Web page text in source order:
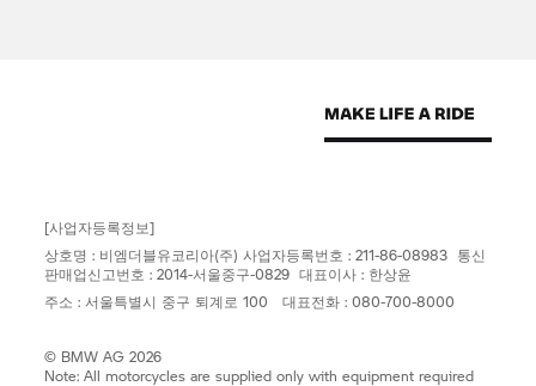
[사업자등록정보]
상호명 : 비엠더블유코리아(주) 사업자등록번호 : 211-86-08983 통신
판매업신고번호 : 2014-서울중구-0829 대표이사 : 한상윤
주소 : 서울특별시 중구 퇴계로 100 대표전화 : 080-700-8000
© BMW AG 2026
Note: All motorcycles are supplied only with equipment required